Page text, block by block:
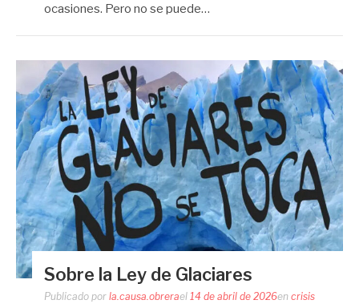
ocasiones. Pero no se puede…
Sobre la Ley de Glaciares
Publicado por la.causa.obrerael 14 de abril de 2026en crisis